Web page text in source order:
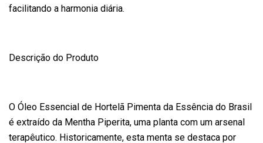
facilitando a harmonia diária.
Descrição do Produto
O Óleo Essencial de Hortelã Pimenta da Essência do Brasil
é extraído da Mentha Piperita, uma planta com um arsenal
terapêutico. Historicamente, esta menta se destaca por